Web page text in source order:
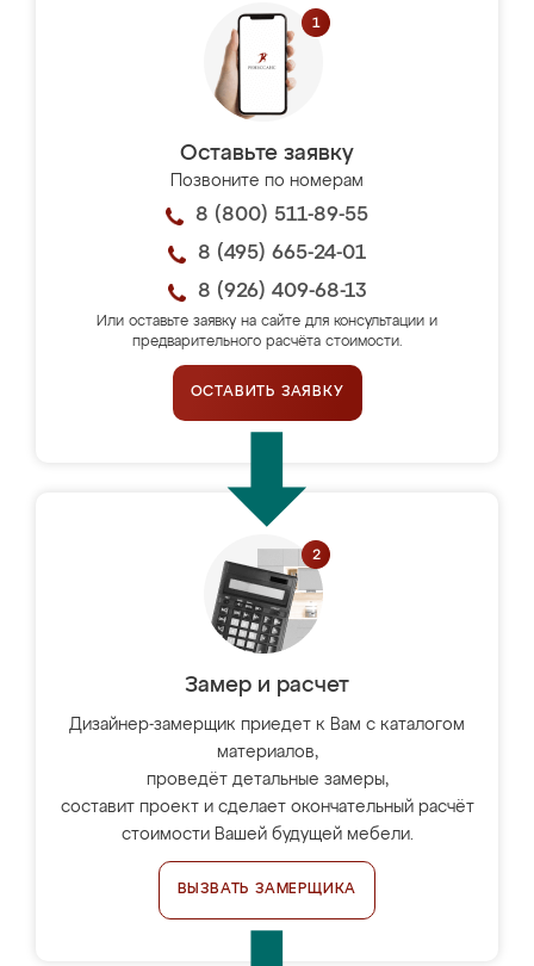
Оставьте заявку
Позвоните по номерам
8 (800) 511-89-55
8 (495) 665-24-01
8 (926) 409-68-13
Или оставьте заявку на сайте для консультации и
предварительного расчёта стоимости.
ОСТАВИТЬ ЗАЯВКУ
Замер и расчет
Дизайнер-замерщик приедет к Вам с каталогом
материалов,
проведёт детальные замеры,
составит проект и сделает окончательный расчёт
стоимости Вашей будущей мебели.
ВЫЗВАТЬ ЗАМЕРЩИКА